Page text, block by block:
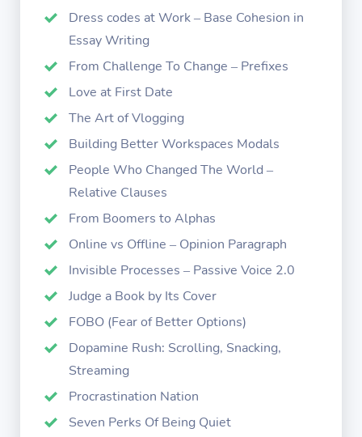
Dress codes at Work – Base Cohesion in
Essay Writing
From Challenge To Change – Prefixes
Love at First Date
The Art of Vlogging
Building Better Workspaces Modals
People Who Changed The World –
Relative Clauses
From Boomers to Alphas
Online vs Offline – Opinion Paragraph
Invisible Processes – Passive Voice 2.0
Judge a Book by Its Cover
FOBO (Fear of Better Options)
Dopamine Rush: Scrolling, Snacking,
Streaming
Procrastination Nation
Seven Perks Of Being Quiet